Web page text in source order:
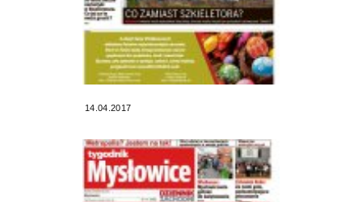
14.04.2017